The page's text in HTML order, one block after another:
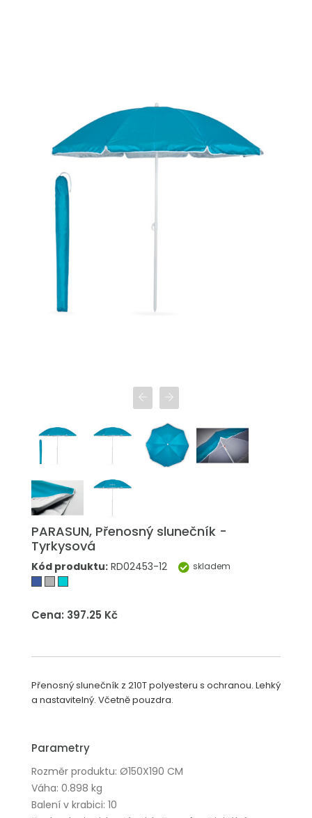
PARASUN, Přenosný slunečník -
Tyrkysová
Kód produktu: RD02453-12 skladem
Cena: 397.25 Kč
Přenosný slunečník z 210T polyesteru s ochranou. Lehký
a nastavitelný. Včetně pouzdra.
Parametry
Rozměr produktu: Ø150X190 CM
Váha: 0.898 kg
Balení v krabici: 10